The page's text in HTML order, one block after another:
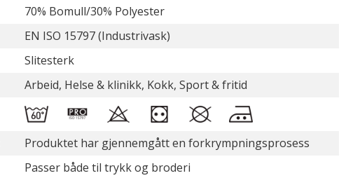
70% Bomull/30% Polyester
EN ISO 15797 (Industrivask)
Slitesterk
Arbeid, Helse & klinikk, Kokk, Sport & fritid
Produktet har gjennemgått en forkrympningsprosess
Passer både til trykk og broderi